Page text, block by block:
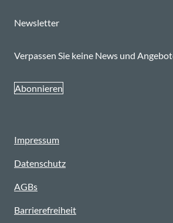
Impressum
Datenschutz
AGBs
Barrierefreiheit
Newsletter
Verpassen Sie keine News und
Abonnieren